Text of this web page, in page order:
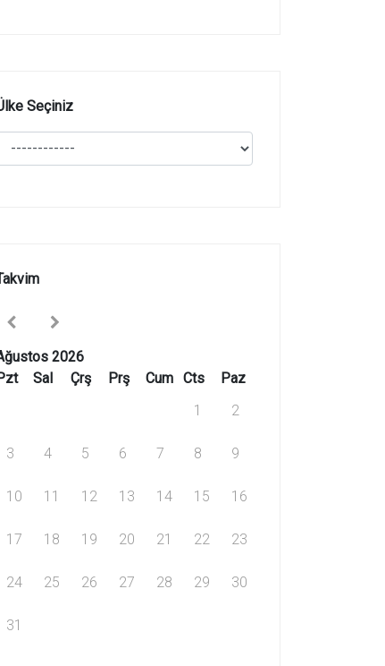
Seçiniz
2026
Sal Çrş Prş Cum Cts
Paz
1
2
3 4 5 6 7 8 9
10 11 12 13 14 15 16
17 18 19 20 21 22 23
24 25 26 27 28 29 30
31